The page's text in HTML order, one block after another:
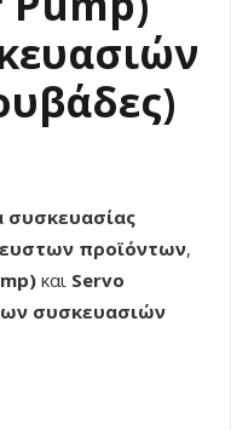
συσκευασίας
προϊόντων,
και Servo
συσκευασιών